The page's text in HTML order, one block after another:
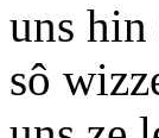
uns hin
sô